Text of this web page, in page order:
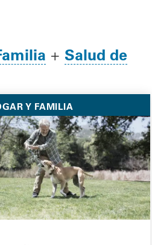
+ Salud de
Y FAMILIA